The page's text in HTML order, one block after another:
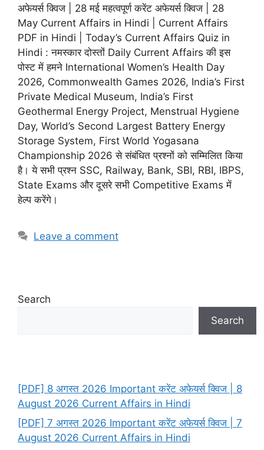
अफेयर्स क्विज | 28 मई महत्वपूर्ण करेंट अफेयर्स क्विज | 28
May Current Affairs in Hindi | Current Affairs
PDF in Hindi | Today’s Current Affairs Quiz in
Hindi : नमस्कार दोस्तों Daily Current Affairs की इस
पोस्ट में हमने International Women’s Health Day
2026, Commonwealth Games 2026, India’s First
Private Medical Museum, India’s First
Geothermal Energy Project, Menstrual Hygiene
Day, World’s Second Largest Battery Energy
Storage System, First World Yogasana
Championship 2026 से संबंधित प्रश्नों को सम्मिलित किया
है। ये सभी प्रश्न SSC, Railway, Bank, SBI, RBI, IBPS,
State Exams और दूसरे सभी Competitive Exams में
हेल्प करेंगे।
Leave a comment
Search
Search
[PDF] 8 अगस्त 2026 Important करेंट अफेयर्स क्विज | 8
August 2026 Current Affairs in Hindi
[PDF] 7 अगस्त 2026 Important करेंट अफेयर्स क्विज | 7
August 2026 Current Affairs in Hindi